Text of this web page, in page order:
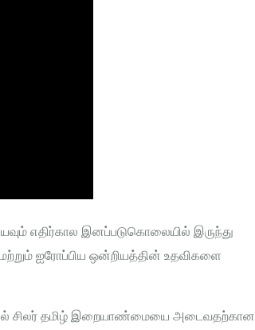
எதிர்கால இனப்படுகொலையில் இருந்து
ஐரோப்பிய ஒன்றியத்தின் உதவிகளை
சிலர் தமிழ் இறையாண்மையை அடைவதற்கான